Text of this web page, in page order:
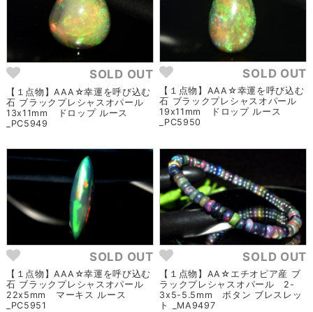
SOLD OUT
【１点物】AAA☆幸運を呼び込む
石 ブラックプレシャスオパール
13x11mm ドロップ ルース
_PC5949
SOLD OUT
【１点物】AAA☆幸運を呼び込む
石 ブラックプレシャスオパール
19x11mm ドロップ ルース
_PC5950
SOLD OUT
【１点物】AAA☆幸運を呼び込む
石 ブラックプレシャスオパール
22x5mm マーキス ルース
_PC5951
SOLD OUT
【１点物】AA☆エチオピア産 ブ
ラックプレシャスオパール 2-
3x5-5.5mm ボタン ブレスレッ
ト _MA9497